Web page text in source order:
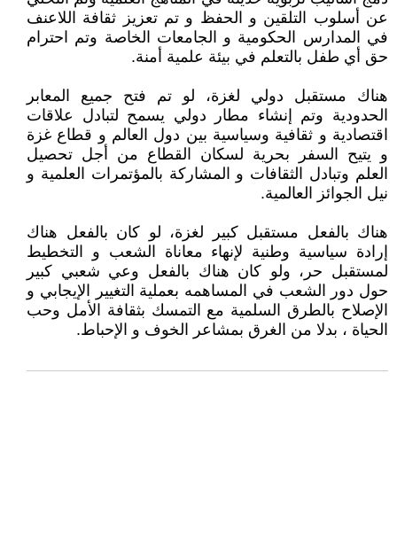
عن أسلوب التلقين و الحفظ و تم تعزيز ثقافة اللاعنف
في المدارس الحكومية و الجامعات الخاصة وتم احترام
حق أي طفل بالتعلم في بيئة علمية أمنة.
هناك مستقبل دولي لغزة، لو تم فتح جميع المعابر
الحدودية وتم إنشاء مطار دولي يسمح لتبادل علاقات
اقتصادية و ثقافية وسياسية بين دول العالم و قطاع غزة
و يتيح السفر بحرية لسكان القطاع من أجل تحصيل
العلم وتبادل الثقافات و المشاركة بالمؤتمرات العلمية و
نيل الجوائز العالمية.
هناك بالفعل مستقبل كبير لغزة، لو كان بالفعل هناك
إرادة سياسية وطنية لإنهاء معاناة الشعب و التخطيط
لمستقبل حر، ولو كان هناك بالفعل وعي شعبي كبير
حول دور الشعب في المساهمه بعملية التغيير الإيجابي و
الإصلاح بالطرق السلمية مع التمسك بثقافة الأمل وحب
الحياة ، بدلا من الغرق بمشاعر الخوف و الإحباط.